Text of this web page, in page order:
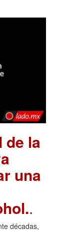
de la
una
.
décadas,